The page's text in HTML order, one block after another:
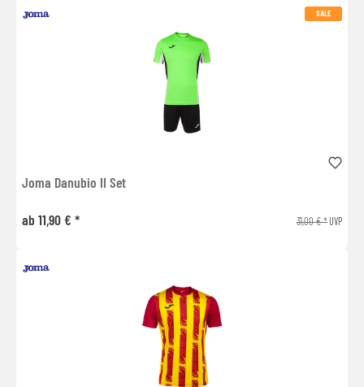
SALE
Joma Danubio II Set
ab 11,90 € * 31,00 € *UVP